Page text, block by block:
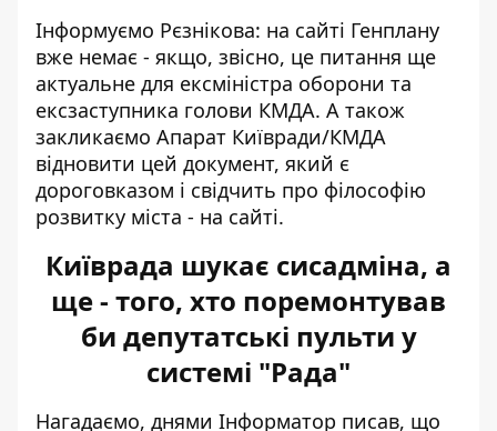
Інформуємо Рєзнікова: на сайті Генплану
вже немає - якщо, звісно, це питання ще
актуальне для ексміністра оборони та
ексзаступника голови КМДА. А також
закликаємо Апарат Київради/КМДА
відновити цей документ, який є
дороговказом і свідчить про філософію
розвитку міста - на сайті.
Київрада шукає сисадміна, а
ще - того, хто поремонтував
би депутатські пульти у
системі "Рада"
Нагадаємо, днями Інформатор писав, що